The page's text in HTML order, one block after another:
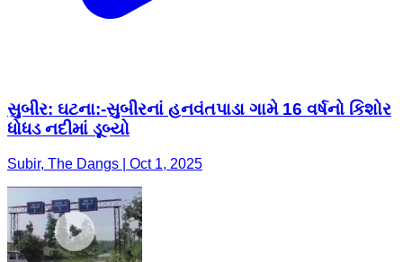
સુબીર: ઘટના:-સુબીરનાં હનવંતપાડા ગામે 16 વર્ષનો કિશોર
ધોધડ નદીમાં ડૂબ્યો
Subir, The Dangs | Oct 1, 2025